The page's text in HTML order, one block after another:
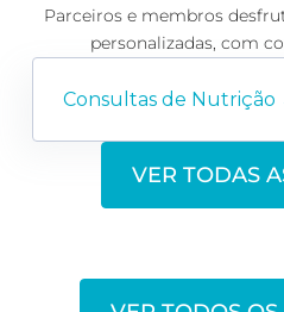
Parceiros e membros
personalizadas, com
Consultas de Nutrição
VER TODAS